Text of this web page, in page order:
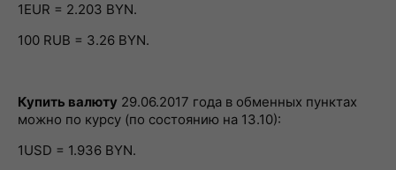
1EUR = 2.203 BYN.
100 RUB = 3.26 BYN.
Купить валюту 29.06.2017 года в обменных пунктах
можно по курсу (по состоянию на 13.10):
1USD = 1.936 BYN.